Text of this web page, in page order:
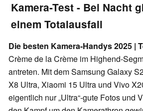
Kamera-Test - Bei Nacht
einem Totalausfall
Die besten Kamera-Handys 2025 |
Crème de la Crème im Highend-
antreten. Mit dem Samsung Galaxy
X8 Ultra, Xiaomi 15 Ultra und Vivo
eigentlich nur „Ultra“-gute Fotos und